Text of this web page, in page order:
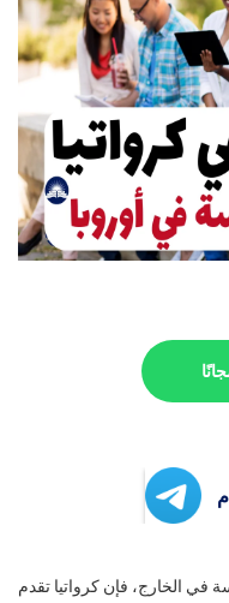
في الخارج، فإن كرواتيا تقدم